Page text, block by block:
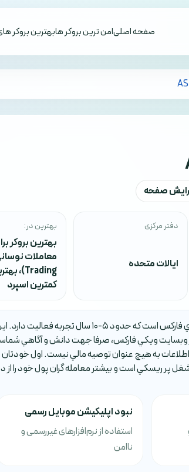
صفحه اصلیامن ترین بروکر هابهترین بروکر
صفحه
دفتر مرکزی
ایالات متحده
بهترین در:
بهترین بروکر
Trading) ،
کمترین اسپرد
ويکي فارکس، صرفا جهت دانش و آگاهي
به هيچ عنوان توصيه مالي نيست. اول
شغل پر ريسکي است و بيشتر معامله گران پول خود را
نبود اپلیکیشن موبایل رسمی
استفاده از نرم‌افزارهای غیررسمی و
ناامن